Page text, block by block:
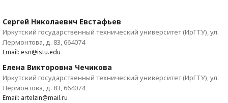
Сергей Николаевич Евстафьев
Иркутский государственный технический университет (ИрГТУ), ул.
Лермонтова, д. 83, 664074
Email: esn@istu.edu
Елена Викторовна Чечикова
Иркутский государственный технический университет (ИрГТУ), ул.
Лермонтова, д. 83, 664074
Email: artelzin@mail.ru